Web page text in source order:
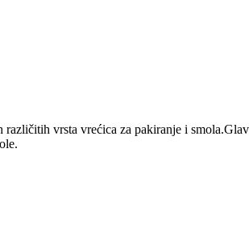
vrsta vrećica za pakiranje i